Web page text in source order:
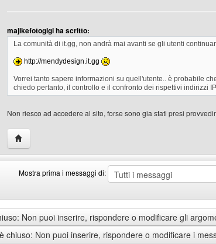
majikefotogigi ha scritto:
La comunità di it.gg, non andrà mai avanti se gli utenti
http://mendydesign.it.gg
Vorrei tanto sapere informazioni su quell'utente.. è probabile
chiedo pertanto, il controllo e il confronto dei rispettivi indirizzi
Non riesco ad accedere al sito, forse sono gia stati presi
HomePage: brokenswordworld
Mostra prima i messaggi di:
prima
i
messaggi
di
by
Non puoi inserire, rispondere o modificare gli
chiuso: Non puoi inserire, rispondere o modificare i